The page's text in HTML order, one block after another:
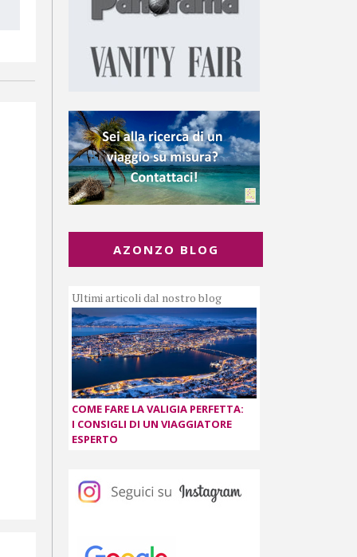
AZONZO BLOG
Ultimi articoli dal nostro blog
COME FARE LA VALIGIA PERFETTA:
I CONSIGLI DI UN VIAGGIATORE
ESPERTO